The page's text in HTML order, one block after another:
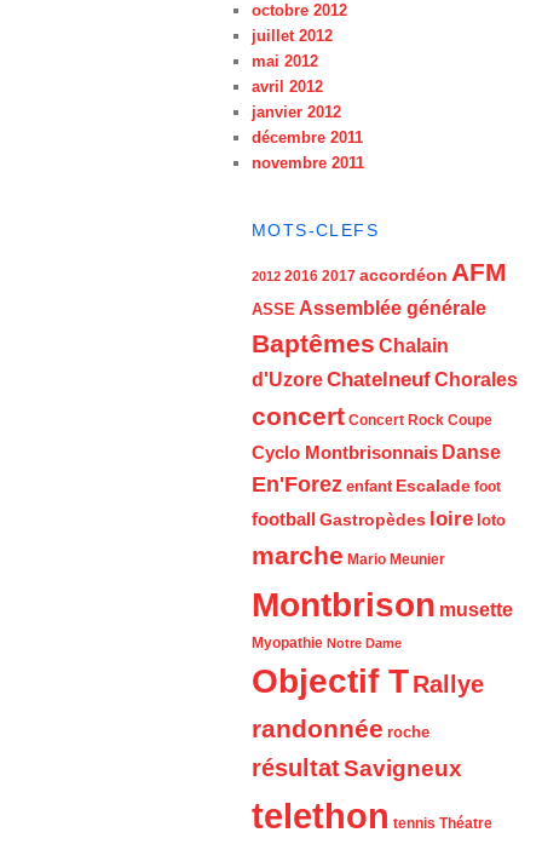
octobre 2012
juillet 2012
mai 2012
avril 2012
janvier 2012
décembre 2011
novembre 2011
MOTS-CLEFS
2012 2016 2017 accordéon AFM
ASSE Assemblée générale
Baptêmes Chalain
d'UzoreChatelneufChorales
concert Concert Rock Coupe
Cyclo Montbrisonnais Danse
En'Forez enfant Escalade foot
football Gastropèdes loire loto
marche Mario Meunier
Montbrison musette
Myopathie Notre Dame
Objectif TRallye
randonnée roche
résultatSavigneux
telethon tennis Théatre